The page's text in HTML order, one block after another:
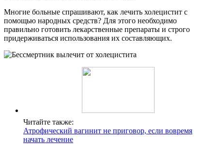
Многие больные спрашивают, как лечить холецистит с
помощью народных средств? Для этого необходимо
правильно готовить лекарственные препараты и строго
придерживаться использования их составляющих.
Читайте также:
Атрофический вагинит не приговор, если вовремя
начать лечение